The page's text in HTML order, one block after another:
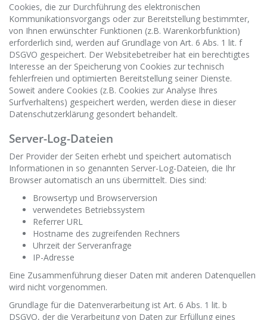
Cookies, die zur Durchführung des elektronischen
Kommunikationsvorgangs oder zur Bereitstellung bestimmter,
von Ihnen erwünschter Funktionen (z.B. Warenkorbfunktion)
erforderlich sind, werden auf Grundlage von Art. 6 Abs. 1 lit. f
DSGVO gespeichert. Der Websitebetreiber hat ein berechtigtes
Interesse an der Speicherung von Cookies zur technisch
fehlerfreien und optimierten Bereitstellung seiner Dienste.
Soweit andere Cookies (z.B. Cookies zur Analyse Ihres
Surfverhaltens) gespeichert werden, werden diese in dieser
Datenschutzerklärung gesondert behandelt.
Server-Log-Dateien
Der Provider der Seiten erhebt und speichert automatisch
Informationen in so genannten Server-Log-Dateien, die Ihr
Browser automatisch an uns übermittelt. Dies sind:
Browsertyp und Browserversion
verwendetes Betriebssystem
Referrer URL
Hostname des zugreifenden Rechners
Uhrzeit der Serveranfrage
IP-Adresse
Eine Zusammenführung dieser Daten mit anderen Datenquellen
wird nicht vorgenommen.
Grundlage für die Datenverarbeitung ist Art. 6 Abs. 1 lit. b
DSGVO, der die Verarbeitung von Daten zur Erfüllung eines